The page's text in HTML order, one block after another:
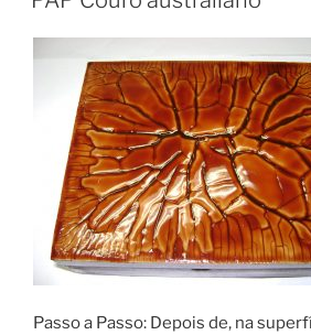
Passo a Passo: Depois de, na